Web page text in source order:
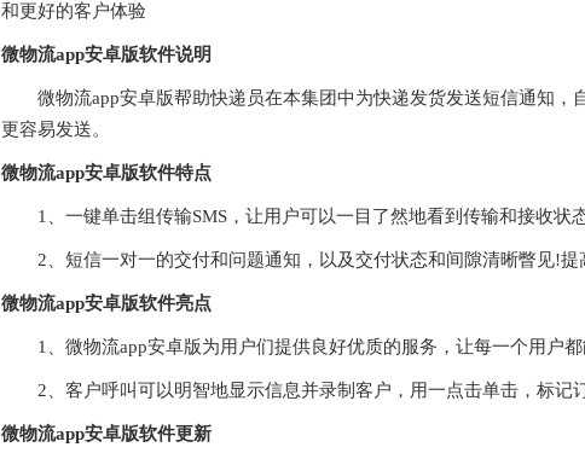
和更好的客户体验
微物流app安卓版软件说明
微物流app安卓版帮助快递员在本集团中为快递发货发送短信通知，
更容易发送。
微物流app安卓版软件特点
1、一键单击组传输SMS，让用户可以一目了然地看到传输和接收状
2、短信一对一的交付和问题通知，以及交付状态和间隙清晰瞥见!提
微物流app安卓版软件亮点
1、微物流app安卓版为用户们提供良好优质的服务，让每一个用户都
2、客户呼叫可以明智地显示信息并录制客户，用一点击单击，标记
微物流app安卓版软件更新